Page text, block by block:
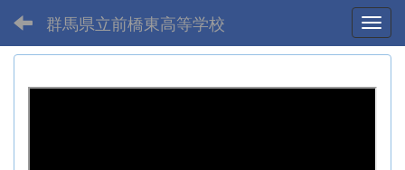
群馬県立前橋東高等学校